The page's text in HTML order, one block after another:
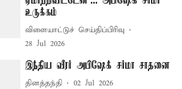
உருக்கம்
விளையாட்டுச் செய்திப்பிரிவு
28 Jul 2026
இந்திய வீரர் அபிஷேக் சர்மா சாதனை
தினத்தந்தி 02 Jul 2026